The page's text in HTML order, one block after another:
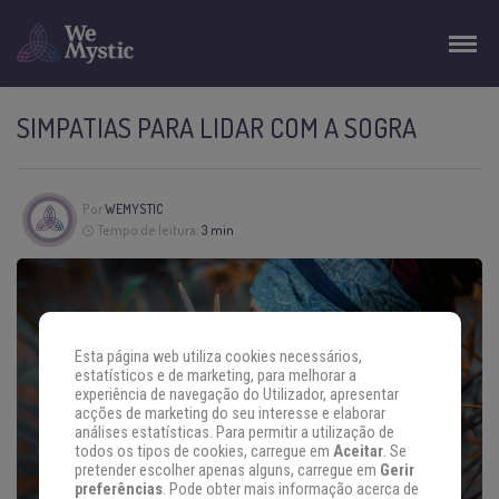
SIMPATIAS PARA LIDAR COM A SOGRA
PorWEMYSTIC
Tempo de leitura: 3 min
Esta página web utiliza cookies necessários,
estatísticos e de marketing, para melhorar a
experiência de navegação do Utilizador, apresentar
acções de marketing do seu interesse e elaborar
análises estatísticas. Para permitir a utilização de
todos os tipos de cookies, carregue em Aceitar. Se
pretender escolher apenas alguns, carregue em Gerir
preferências. Pode obter mais informação acerca de